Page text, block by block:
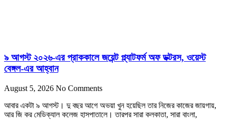
৯ আগস্ট ২০২৬-এর প্রাককালে জয়েন্ট প্ল্যাটফর্ম অফ ডক্টরস, ওয়েস্ট
বেঙ্গল-এর আহ্বান
August 5, 2026 No Comments
আবার একটা ৯ আগস্ট। দু বছর আগে অভয়া খুন হয়েছিল তার নিজের কাজের জায়গায়,
আর জি কর মেডিক্যাল কলেজ হাসপাতালে। তারপর সারা কলকাতা, সারা বাংলা,